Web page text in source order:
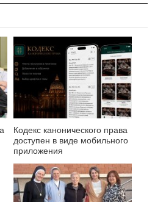
Кодекс канонического права
доступен в виде мобильного
приложения